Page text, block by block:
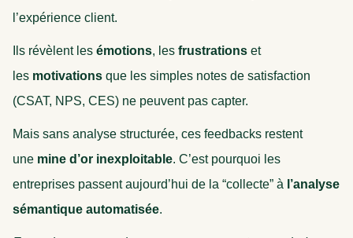
l’expérience client.
Ils révèlent les émotions, les frustrations et
les motivations que les simples notes de satisfaction
(CSAT, NPS, CES) ne peuvent pas capter.
Mais sans analyse structurée, ces feedbacks restent
une mine d’or inexploitable. C’est pourquoi les
entreprises passent aujourd’hui de la “collecte” à l’analyse
sémantique automatisée.